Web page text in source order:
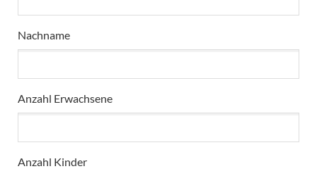
Nachname
Anzahl Erwachsene
Anzahl Kinder